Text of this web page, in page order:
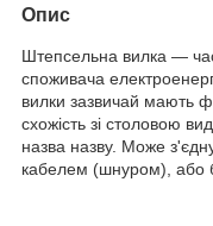
Опис
Штепсельна вилка —
споживача
вилки зазвичай мають
схожість зі столовою
назва назву. Може
кабелем (шнуром), або